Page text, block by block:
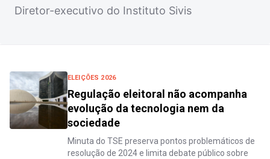
Diretor-executivo do Instituto Sivis
ELEIÇÕES 2026
Regulação eleitoral não acompanha
evolução da tecnologia nem da
sociedade
Minuta do TSE preserva pontos problemáticos de
resolução de 2024 e limita debate público sobre